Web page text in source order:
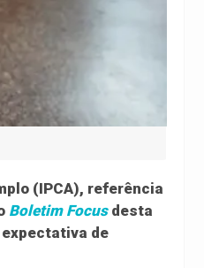
(IPCA), referência
Boletim Focus desta
de